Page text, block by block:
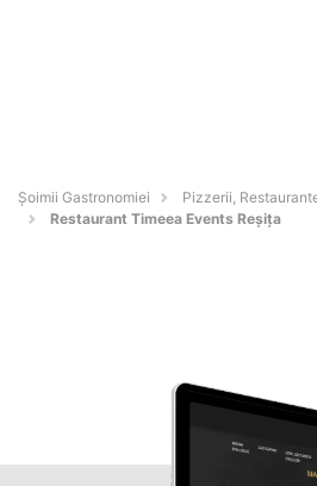
Șoimii Gastronomiei
Pizzerii,
Restaurant Timeea Events Reșița